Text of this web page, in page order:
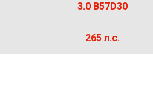
3.0 B57D30
265 л.с.